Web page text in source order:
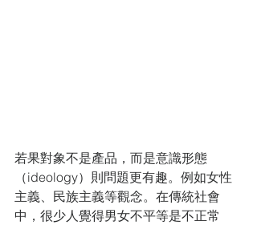
若果對象不是產品，而是意識形態
（ideology）則問題更有趣。例如女性
主義、民族主義等觀念。在傳統社會
中，很少人覺得男女不平等是不正常